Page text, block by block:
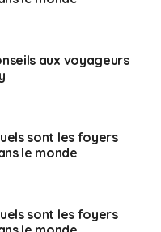
amicales ou
?
euros pour une
enfant et à 125
?
aux voyageurs
sont les foyers
le monde
sont les foyers